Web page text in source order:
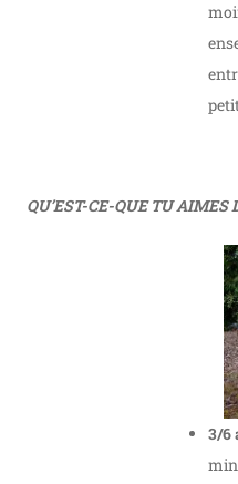
QU’EST-CE-QUE TU AIMES
3/6